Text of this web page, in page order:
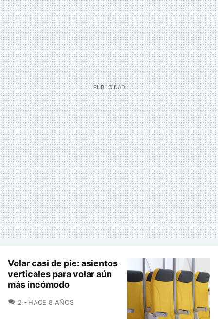
Volar casi de pie: asientos
verticales para volar aún
más incómodo
2 COMENTARIOS
HACE 8 AÑOS